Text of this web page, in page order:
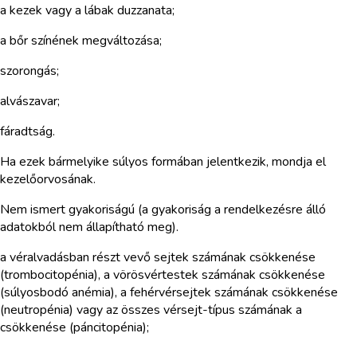
a kezek vagy a lábak duzzanata;
a bőr színének megváltozása;
szorongás;
alvászavar;
fáradtság.
Ha ezek bármelyike súlyos formában jelentkezik, mondja el
kezelőorvosának.
Nem ismert gyakoriságú (a gyakoriság a rendelkezésre álló
adatokból nem állapítható meg).
a véralvadásban részt vevő sejtek számának csökkenése
(trombocitopénia), a vörösvértestek számának csökkenése
(súlyosbodó anémia), a fehérvérsejtek számának csökkenése
(neutropénia) vagy az összes vérsejt-típus számának a
csökkenése (páncitopénia);